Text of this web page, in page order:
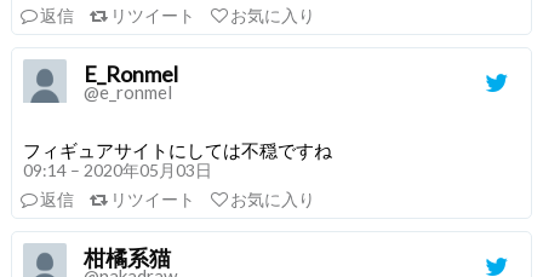
返信
リツイート お気に入り
E_Ronmel
@e_ronmel
フィギュアサイトにしては不穏ですね
09:14 – 2020年05月03日
返信
リツイート お気に入り
柑橘系猫